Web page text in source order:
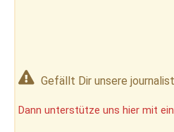
Gefällt Dir unsere
Dann unterstütze uns hier mit